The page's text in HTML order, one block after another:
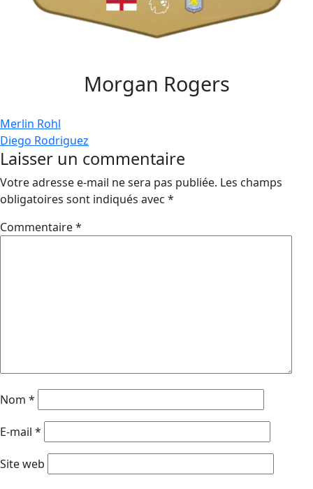
Morgan Rogers
Navigation
de
l’article
Merlin Rohl
Diego Rodriguez
Laisser un commentaire
Votre adresse e-mail ne sera pas publiée. Les champs
obligatoires sont indiqués avec *
Commentaire*
Nom *
E-mail *
Site web